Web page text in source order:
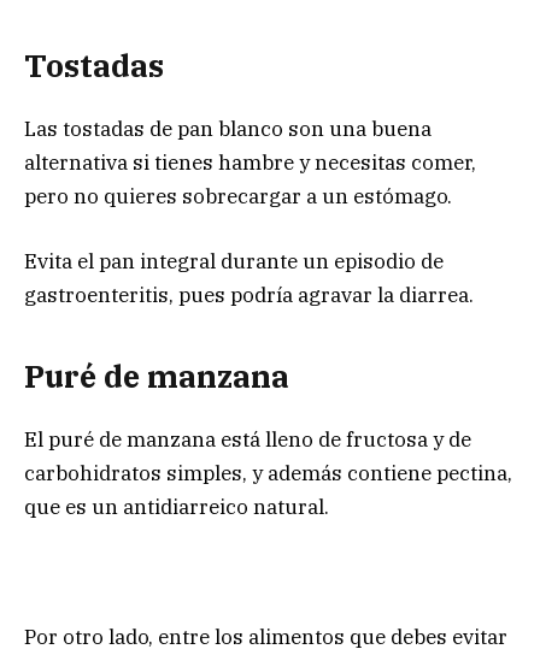
Tostadas
Las tostadas de pan blanco son una buena
alternativa si tienes hambre y necesitas comer,
pero no quieres sobrecargar a un estómago.
Evita el pan integral durante un episodio de
gastroenteritis, pues podría agravar la diarrea.
Puré de manzana
El puré de manzana está lleno de fructosa y de
carbohidratos simples, y además contiene pectina,
que es un antidiarreico natural.
Por otro lado, entre los alimentos que debes evitar